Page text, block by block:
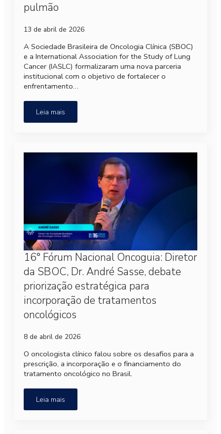
pulmão
13 de abril de 2026
A Sociedade Brasileira de Oncologia Clínica (SBOC)
e a International Association for the Study of Lung
Cancer (IASLC) formalizaram uma nova parceria
institucional com o objetivo de fortalecer o
enfrentamento…
Leia mais
16° Fórum Nacional Oncoguia: Diretor
da SBOC, Dr. André Sasse, debate
priorização estratégica para
incorporação de tratamentos
oncológicos
8 de abril de 2026
O oncologista clínico falou sobre os desafios para a
prescrição, a incorporação e o financiamento do
tratamento oncológico no Brasil.
Leia mais